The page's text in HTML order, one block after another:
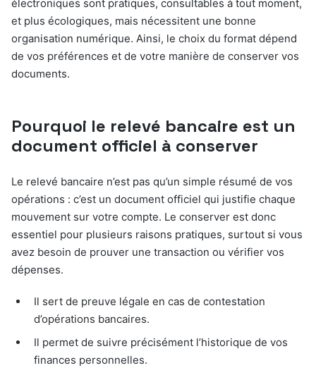
électroniques sont pratiques, consultables à tout moment,
et plus écologiques, mais nécessitent une bonne
organisation numérique. Ainsi, le choix du format dépend
de vos préférences et de votre manière de conserver vos
documents.
Pourquoi le relevé bancaire est un
document officiel à conserver
Le relevé bancaire n’est pas qu’un simple résumé de vos
opérations : c’est un document officiel qui justifie chaque
mouvement sur votre compte. Le conserver est donc
essentiel pour plusieurs raisons pratiques, surtout si vous
avez besoin de prouver une transaction ou vérifier vos
dépenses.
Il sert de preuve légale en cas de contestation
d’opérations bancaires.
Il permet de suivre précisément l’historique de vos
finances personnelles.